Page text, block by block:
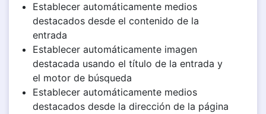
Establecer automáticamente medios
destacados desde el contenido de la
entrada
Establecer automáticamente imagen
destacada usando el título de la entrada y
el motor de búsqueda
Establecer automáticamente medios
destacados desde la dirección de la página